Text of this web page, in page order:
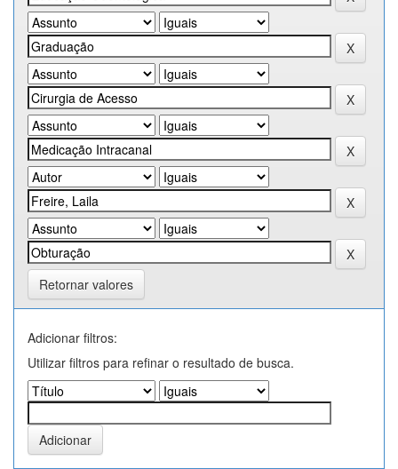
Retornar valores
Adicionar filtros:
Utilizar filtros para refinar o resultado de busca.